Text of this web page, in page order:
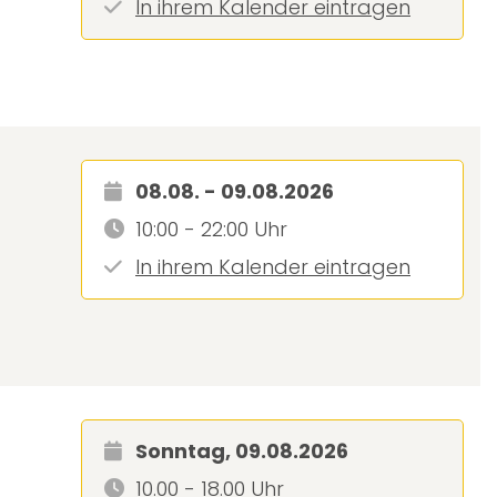
In ihrem Kalender eintragen
08.08. - 09.08.2026
10:00 - 22:00 Uhr
In ihrem Kalender eintragen
Sonntag, 09.08.2026
10.00 - 18.00 Uhr